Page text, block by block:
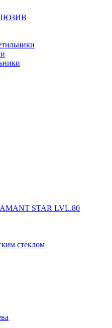
STAR LVL.80
стеклом